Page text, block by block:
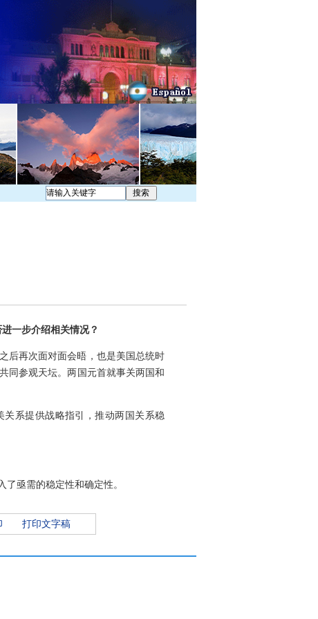
一步介绍相关情况？
后再次面对面会晤，也是美国总统时
同参观天坛。两国元首就事关两国和
关系提供战略指引，推动两国关系稳
亟需的稳定性和确定性。
打印文字稿